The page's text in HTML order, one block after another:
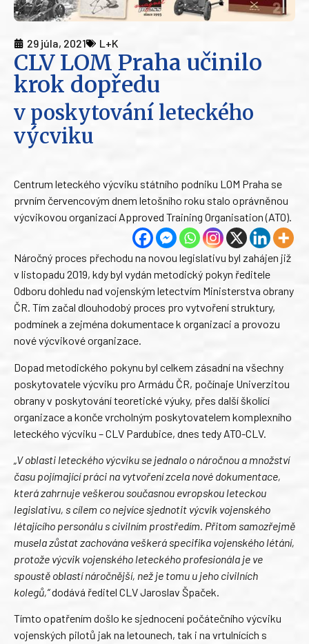
29 júla, 2021 L+K
CLV LOM Praha učinilo
krok dopředu
v poskytování leteckého
výcviku
Centrum leteckého výcviku státního podniku LOM Praha se
prvním červencovým dnem letošního roku stalo oprávněnou
výcvikovou organizací Approved Training Organisation (ATO).
Náročný proces přechodu na novou legislativu byl zahájen již
v listopadu 2019, kdy byl vydán metodický pokyn ředitele
Odboru dohledu nad vojenským letectvím Ministerstva obrany
ČR. Tím začal dlouhodobý proces pro vytvoření struktury,
podmínek a zejména dokumentace k organizaci a provozu
nové výcvikové organizace.
Dopad metodického pokynu byl celkem zásadní na všechny
poskytovatele výcviku pro Armádu ČR, počínaje Univerzitou
obrany v poskytování teoretické výuky, přes další školící
organizace a konče vrcholným poskytovatelem komplexního
leteckého výcviku – CLV Pardubice, dnes tedy ATO-CLV.
„V oblasti leteckého výcviku se jednalo o náročnou a množství
času pojímající práci na vytvoření zcela nové dokumentace,
která zahrnuje veškerou současnou evropskou leteckou
legislativu, s cílem co nejvíce sjednotit výcvik vojenského
létajícího personálu s civilním prostředím. Přitom samozřejmě
musela zůstat zachována veškerá specifika vojenského létání,
protože výcvik vojenského leteckého profesionála je ve
spoustě oblastí náročnější, než je tomu u jeho civilních
kolegů,“dodává ředitel CLV Jaroslav Špaček.
Tímto opatřením došlo ke sjednocení počátečního výcviku
vojenských pilotů jak na letounech, tak i na vrtulnících s